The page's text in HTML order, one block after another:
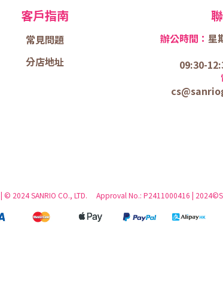
客戶指南
常見問題
分店地址
辦公時間： 星
09:30-
| © 2024 SANRIO CO., LTD. Approval No.: P2411000416 |